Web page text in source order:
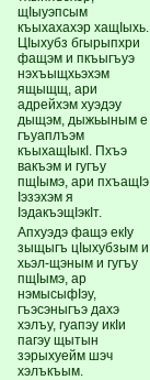
щIыуэпсым
къыхахахэр хащIыхь.
ЦIыхубз бгырыпхри
фащэм и пкъыгъуэ
нэхъыщхьэхэм
ящыщщ, ари
адрейхэм хуэдэу
дыщэм, дыжьыным е
гъуаплъэм
къыхащIыкI. Пхъэ
вакъэм и гугъу
пщIымэ, ари пхъащIэ
Iэзэхэм я
IэдакъэщIэкIт.
Апхуэдэ фащэ екIу
зыщыгъ цIыхубзым и
хьэл-щэным и гугъу
пщIымэ, ар
нэмысыфIэу,
гъэсэныгъэ дахэ
хэлъу, гуапэу икIи
пагэу щытын
зэрыхуейм шэч
хэлъкъым.